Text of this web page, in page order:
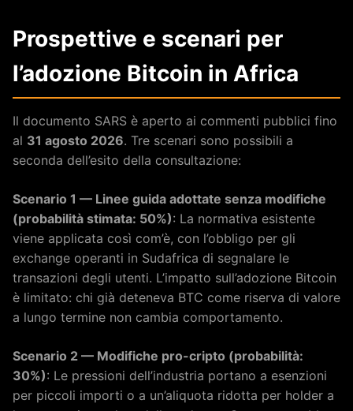
Prospettive e scenari per
l’adozione Bitcoin in Africa
Il documento SARS è aperto ai commenti pubblici fino
al 31 agosto 2026. Tre scenari sono possibili a
seconda dell’esito della consultazione:
Scenario 1 — Linee guida adottate senza modifiche
(probabilità stimata: 50%): La normativa esistente
viene applicata così com’è, con l’obbligo per gli
exchange operanti in Sudafrica di segnalare le
transazioni degli utenti. L’impatto sull’adozione Bitcoin
è limitato: chi già deteneva BTC come riserva di valore
a lungo termine non cambia comportamento.
Scenario 2 — Modifiche pro-cripto (probabilità:
30%): Le pressioni dell’industria portano a esenzioni
per piccoli importi o a un’aliquota ridotta per holder a